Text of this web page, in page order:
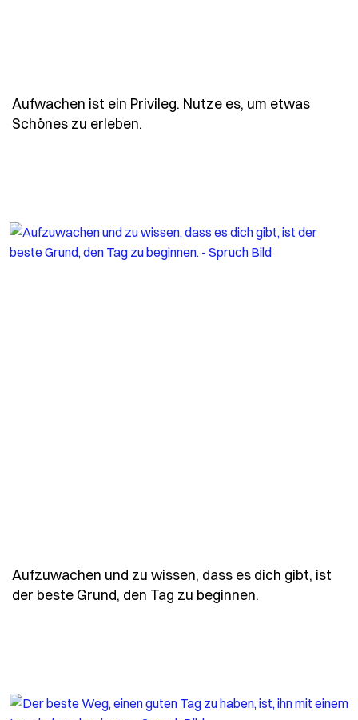
Aufwachen ist ein Privileg. Nutze es, um etwas
Schönes zu erleben.
Aufzuwachen und zu wissen, dass es dich gibt, ist
der beste Grund, den Tag zu beginnen.